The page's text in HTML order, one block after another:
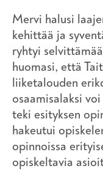
Mervi halusi
kehittää ja
ryhtyi
huomasi, että
liiketalouden
osaamisalaksi
teki esityksen
hakeutui
opinnoissa
opiskeltavia